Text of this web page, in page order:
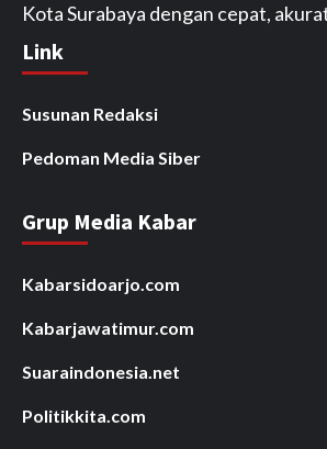
Kota Surabaya dengan cepat,
Link
Susunan Redaksi
Pedoman Media Siber
Grup Media Kabar
Kabarsidoarjo.com
Kabarjawatimur.com
Suaraindonesia.net
Politikkita.com